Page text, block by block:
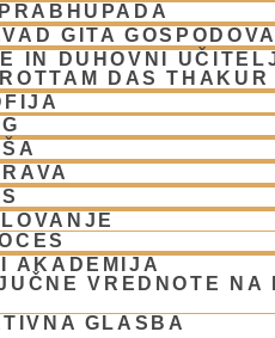
GITA
IN DUHOVNI
DAS THAKUR
AKADEMIJA
VREDNOTE NA
GLASBA